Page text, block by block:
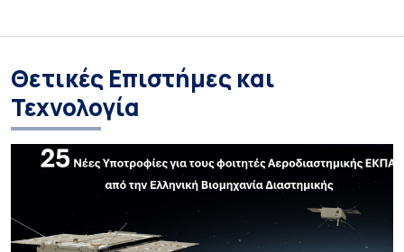
Θετικές Επιστήμες και
Τεχνολογία